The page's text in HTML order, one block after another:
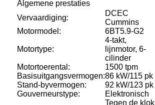
Algemene prestaties
Vervaardiging:
DCEC
Cummins
Motormodel:
6BT5.9-G2
Motortype:
4-takt,
lijnmotor, 6-
cilinder
Motortoerental:
1500 tpm
Basisuitgangsvermogen:86 kW/115 pk
Stand-byvermogen:
92 kW/123 pk
Gouverneurstype:
Elektronisch
Tegen de klok